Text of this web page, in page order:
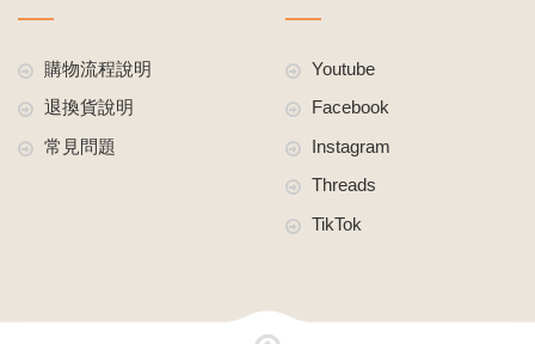
購物流程說明
退換貨說明
常見問題
Youtube
Facebook
Instagram
Threads
TikTok